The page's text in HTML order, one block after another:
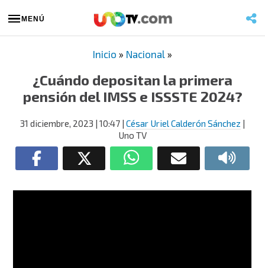
MENÚ
Inicio » Nacional »
¿Cuándo depositan la primera
pensión del IMSS e ISSSTE 2024?
31 diciembre, 2023 | 10:47 | César Uriel Calderón Sánchez |
Uno TV